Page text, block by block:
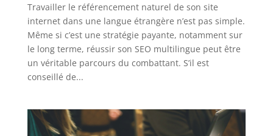
Travailler le référencement naturel de son site
internet dans une langue étrangère n’est pas simple.
Même si c’est une stratégie payante, notamment sur
le long terme, réussir son SEO multilingue peut être
un véritable parcours du combattant. S’il est
conseillé de...